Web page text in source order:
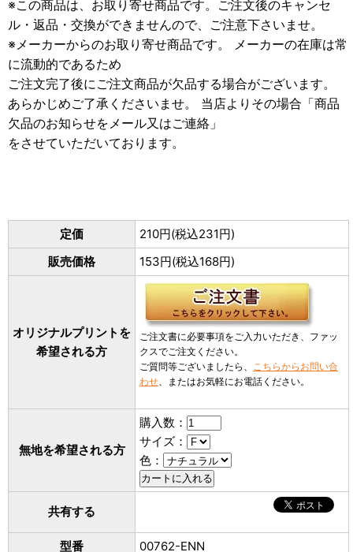
※この商品は、お取り寄せ商品です。ご注文後のキャンセ
ル・返品・交換ができませんので、ご注意下さいませ。
※メーカーからのお取り寄せ商品です。 メーカーの在庫は常
に流動的であるため
ご注文完了後にご注文商品が欠品する場合がございます。
あらかじめご了承くださいませ。 当店よりその場合「商品
欠品のお知らせをメール又はご連絡」
をさせていただいております。
定価
210円(税込231円)
販売価格
153円(税込168円)
オリジナルプリントを
希望される方
ご注文書に必要事項をご入力いただき、ファッ
クスでご注文ください。
ご質問等ございましたら、 こちらからお問い合
わせ、またはお気軽にお電話ください。
無地を希望される方
購入数：
サイズ：
色：
共有する
型番 00762-ENN